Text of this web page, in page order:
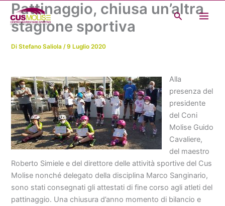
contenuto
Cerca
Pattinaggio, chiusa un’altra
stagione sportiva
DiStefano Saliola/9 Luglio 2020
Alla
presenza del
presidente
del Coni
Molise Guido
Cavaliere,
del maestro
Roberto Simiele e del direttore delle attività sportive del Cus
Molise nonché delegato della disciplina Marco Sanginario,
sono stati consegnati gli attestati di fine corso agli atleti del
pattinaggio. Una chiusura d’anno momento di bilancio e